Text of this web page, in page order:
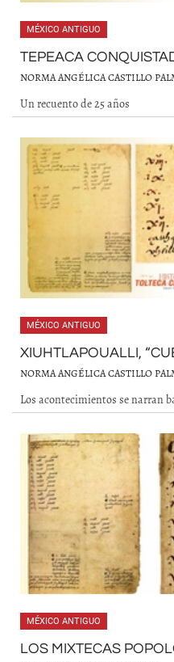
MÉXICO ANTIGUO
TEPEACA
NORMA ANGÉLICA CASTILLO
Un recuento de 25 años
MÉXICO ANTIGUO
XIUHTLAPOUALLI,
NORMA ANGÉLICA CASTILLO
Los acontecimientos se narran
MÉXICO ANTIGUO
LOS MIXTECAS